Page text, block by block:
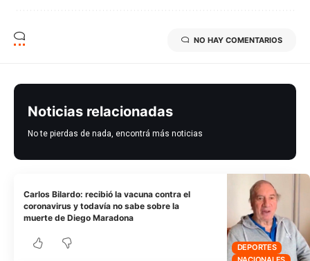
NO HAY COMENTARIOS
Noticias relacionadas
No te pierdas de nada, encontrá más noticias
DEPORTES
Carlos Bilardo: recibió la vacuna contra el
coronavirus y todavía no sabe sobre la
muerte de Diego Maradona